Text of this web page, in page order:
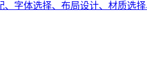
字体选择、布局设计、材质选